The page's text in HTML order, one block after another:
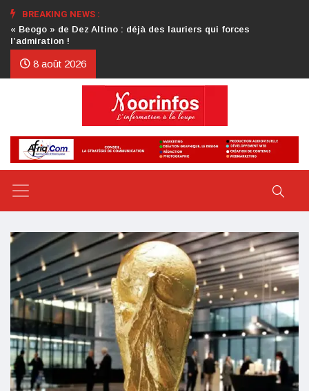
BREAKING NEWS :
Crise au CDP : l’authentification de la lettre du président
d’honneur toujours attendue
8 août 2026